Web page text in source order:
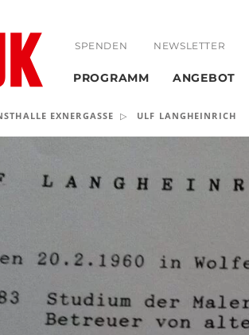
SPENDEN NEWSLETTER
PROGRAMM ANGEBOT
EXNERGASSE ULF LANGHEINRICH